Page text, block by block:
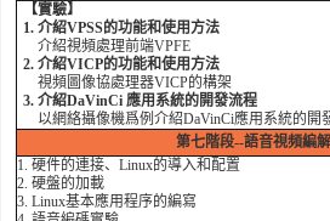
【實驗】
1. 介紹VPSS的功能和使用方法
介紹視頻處理前端VPFE
2. 介紹VICP的功能和使用方法
視頻圖像協處理器VICP的構架
3. 介紹DaVinCi 應用系統的開發流程
以網絡攝像機爲例介紹DaVinCi應用系統的開
第七階段--語音視頻編
1. 硬件的連接、Linux的導入和配置
2. 硬盤的加載
3. Linux基本應用程序的編寫